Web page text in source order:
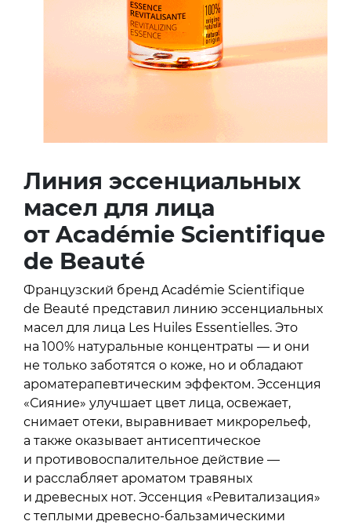
Линия эссенциальных
масел для лица
от Académie Scientifique
de Beauté
Французский бренд Académie Scientifique
de Beauté представил линию эссенциальных
масел для лица Les Huiles Essentielles. Это
на 100% натуральные концентраты — и они
не только заботятся о коже, но и обладают
ароматерапевтическим эффектом. Эссенция
«Сияние» улучшает цвет лица, освежает,
снимает отеки, выравнивает микрорельеф,
а также оказывает антисептическое
и противовоспалительное действие —
и расслабляет ароматом травяных
и древесных нот. Эссенция «Ревитализация»
с теплыми древесно-бальзамическими